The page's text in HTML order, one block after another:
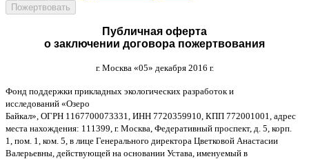
Публичная оферта
о заключении договора пожертвования
г. Москва «05» декабря 2016 г.
Фонд поддержки прикладных экологических разработок и
исследований «Озеро
Байкал», ОГРН 1167700073331, ИНН 7720359910, КПП 772001001, адрес
места нахождения: 111399, г. Москва Федеративный проспект, д . 5, корп
1, пом . 1, ком . 5, в лице Генерального директора Цветковой Анастасии
Валерьевны действующей на основании Устава именуемый в